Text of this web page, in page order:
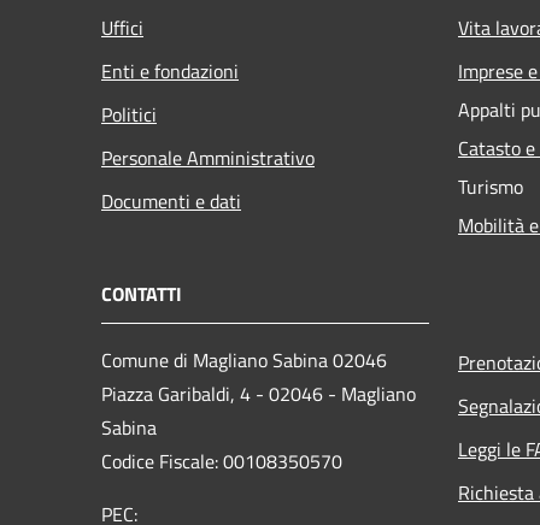
Uffici
Enti e fondazioni
Politici
Personale Amministrativo
Documenti e dati
Vita
Imprese
Appalti
Catasto
Turismo
Mobilità
CONTATTI
Comune di Magliano Sabina 02046
Piazza Garibaldi, 4 - 02046 - Magliano
Sabina
Codice Fiscale: 00108350570
PEC:
Leggi le